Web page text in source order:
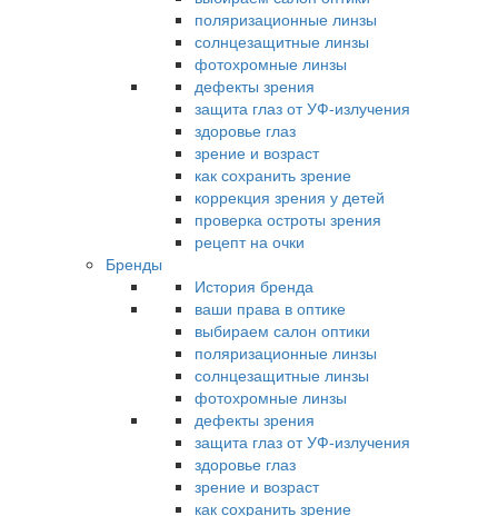
поляризационные линзы
солнцезащитные линзы
фотохромные линзы
дефекты зрения
защита глаз от УФ-излучения
здоровье глаз
зрение и возраст
как сохранить зрение
коррекция зрения у детей
проверка остроты зрения
рецепт на очки
Бренды
История бренда
ваши права в оптике
выбираем салон оптики
поляризационные линзы
солнцезащитные линзы
фотохромные линзы
дефекты зрения
защита глаз от УФ-излучения
здоровье глаз
зрение и возраст
как сохранить зрение